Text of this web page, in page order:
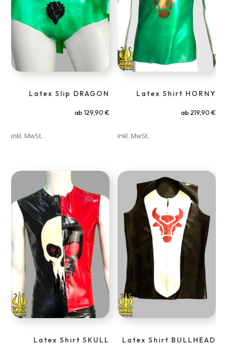
Latex Slip DRAGON
ab 129,90 €
inkl. MwSt.
Latex Shirt HORNY
ab 219,90 €
inkl. MwSt.
Latex Shirt SKULL Latex Shirt BULLHEAD